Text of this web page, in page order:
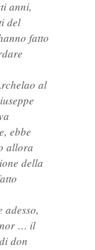
anni,
del
fatto
al
ebbe
allora
della
… il
don